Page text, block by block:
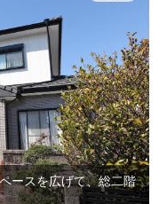
ースを広げて、総二階